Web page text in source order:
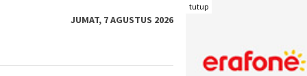
tutup
JUMAT, 7 AGUSTUS 2026